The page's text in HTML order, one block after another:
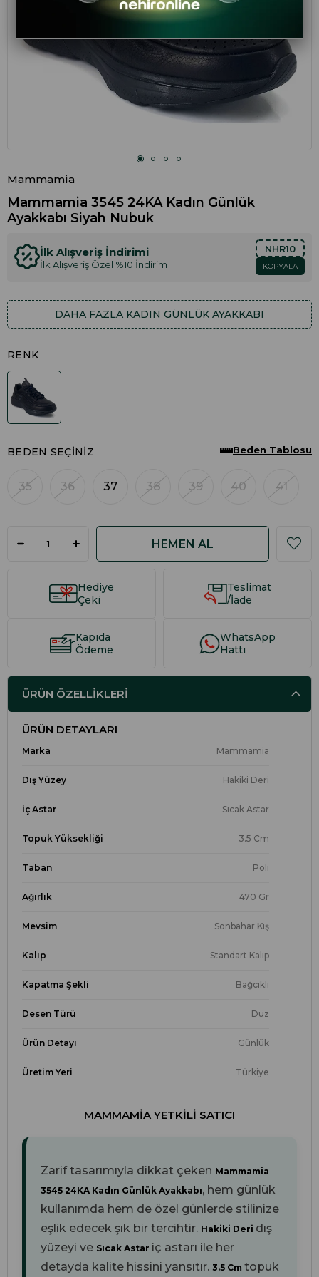
Mammamia
Mammamia 3545 24KA Kadın Günlük
Ayakkabı Siyah Nubuk
İlk Alışveriş İndirimi
İlk Alışveriş Özel %10 İndirim
NHR10
KOPYALA
DAHA FAZLA KADIN GÜNLÜK AYAKKABI
RENK
BEDEN SEÇINIZ
35 36 37 38 39 40 41
Beden Tablosu
Hediye
Çeki
Teslimat
/İade
Kapıda
Ödeme
WhatsApp
Hattı
ÜRÜN ÖZELLIKLERI
ÜRÜN DETAYLARI
Marka Mammamia
Dış Yüzey Hakiki Deri
İç Astar Sıcak Astar
Topuk Yüksekliği 3.5 Cm
Taban Poli
Ağırlık 470 Gr
Mevsim Sonbahar Kış
Kalıp Standart Kalıp
Kapatma Şekli Bağcıklı
Desen Türü Düz
Ürün Detayı Günlük
Üretim Yeri Türkiye
MAMMAMIA YETKILI SATICI
Zarif tasarımıyla dikkat çeken Mammamia
3545 24KA Kadın Günlük Ayakkabı, hem günlük
kullanımda hem de özel günlerde stilinize
eşlik edecek şık bir tercihtir. Hakiki Deri dış
yüzeyi ve Sıcak Astar iç astarı ile her
detayda kalite hissini yansıtır. 3.5 Cm topuk